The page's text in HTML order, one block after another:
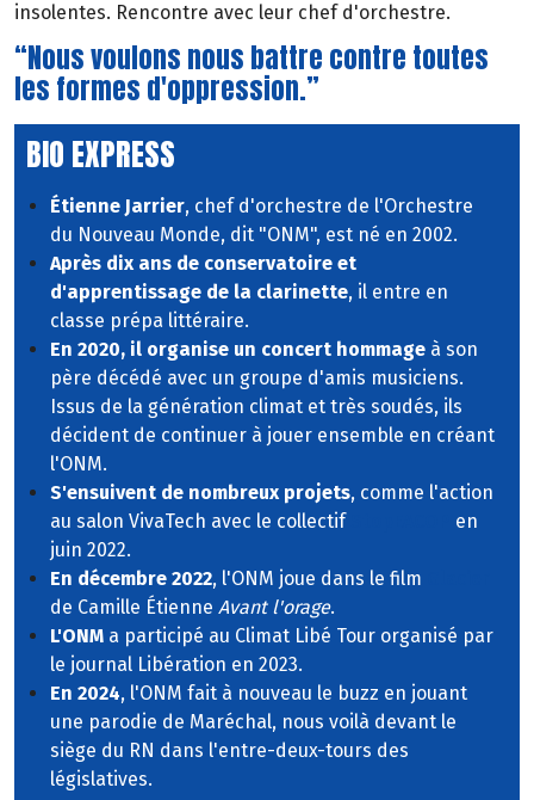
insolentes. Rencontre avec leur chef d'orchestre.
“Nous voulons nous battre contre toutes
les formes d'oppression.”
BIO EXPRESS
Étienne Jarrier, chef d'orchestre de l'Orchestre
du Nouveau Monde, dit "ONM", est né en 2002.
Après dix ans de conservatoire et
d'apprentissage de la clarinette, il entre en
classe prépa littéraire.
En 2020, il organise un concert hommage à son
père décédé avec un groupe d'amis musiciens.
Issus de la génération climat et très soudés, ils
décident de continuer à jouer ensemble en créant
l'ONM.
S'ensuivent de nombreux projets, comme l'action
au salon VivaTech avec le collectif
en
juin 2022.
En décembre 2022, l'ONM joue dans le film
de Camille Étienne Avant l'orage.
L'ONM a participé au Climat Libé Tour organisé par
le journal Libération en 2023.
En 2024, l'ONM fait à nouveau le buzz en jouant
une parodie de Maréchal, nous voilà devant le
siège du RN dans l'entre-deux-tours des
législatives.